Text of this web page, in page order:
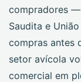
compradores —
Saudita e
compras antes
setor avícola
comercial em